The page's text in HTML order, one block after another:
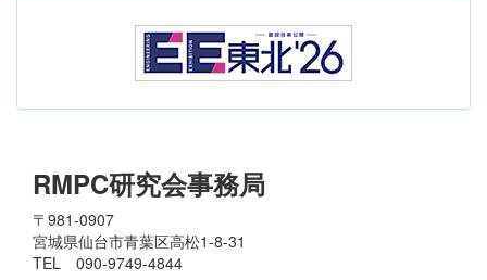
RMPC研究会事務局
〒981-0907
宮城県仙台市青葉区高松1-8-31
TEL 090-9749-4844